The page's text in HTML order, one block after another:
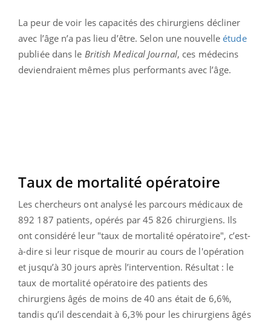
La peur de voir les capacités des chirurgiens décliner
avec l’âge n’a pas lieu d’être. Selon une nouvelleétude
publiée dans le British Medical Journal, ces médecins
deviendraient mêmes plus performants avec l’âge.
Taux de mortalité opératoire
Les chercheurs ont analysé les parcours médicaux de
892 187 patients, opérés par 45 826 chirurgiens. Ils
ont considéré leur "taux de mortalité opératoire", c’est-
à-dire si leur risque de mourir au cours de l'opération
et jusqu’à 30 jours après l’intervention. Résultat : le
taux de mortalité opératoire des patients des
chirurgiens âgés de moins de 40 ans était de 6,6%,
tandis qu’il descendait à 6,3% pour les chirurgiens âgés